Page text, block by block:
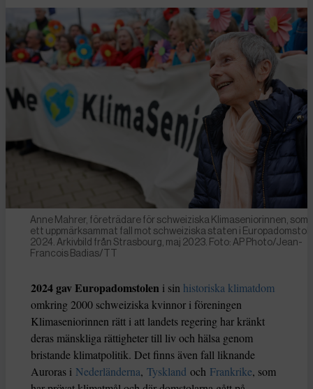
Anne Mahrer, företrädare för schweiziska Klimaseniorinnen, som
ett uppmärksammat fall mot schweiziska staten i
2024. Arkivbild från Strasbourg, maj 2023. Foto: AP Photo/Jean-
Francois Badias/TT
2024 gav Europadomstolen i sin historiska klimatdom
omkring 2000 schweiziska kvinnor i föreningen
Klimaseniorinnen rätt i att landets regering har kränkt
deras mänskliga rättigheter till liv och hälsa genom
bristande klimatpolitik. Det finns även fall liknande
Auroras i Nederländerna, Tyskland och Frankrike, som